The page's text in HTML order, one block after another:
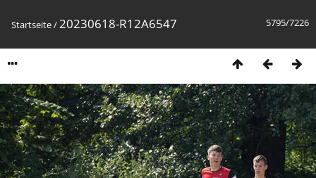
5795/7226
Startseite/20230618-R12A6547